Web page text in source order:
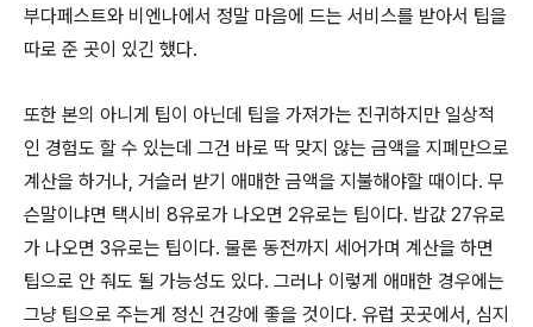
부다페스트와 비엔나에서 정말 마음에 드는 서비스를 받아서 팁을
따로 준 곳이 있긴 했다.
또한 본의 아니게 팁이 아닌데 팁을 가져가는 진귀하지만 일상적
인 경험도 할 수 있는데 그건 바로 딱 맞지 않는 금액을 지폐만으로
계산을 하거나, 거슬러 받기 애매한 금액을 지불해야할 때이다. 무
슨말이냐면 택시비 8유로가 나오면 2유로는 팁이다. 밥값 27유로
가 나오면 3유로는 팁이다. 물론 동전까지 세어가며 계산을 하면
팁으로 안 줘도 될 가능성도 있다. 그러나 이렇게 애매한 경우에는
그냥 팁으로 주는게 정신 건강에 좋을 것이다. 유럽 곳곳에서, 심지